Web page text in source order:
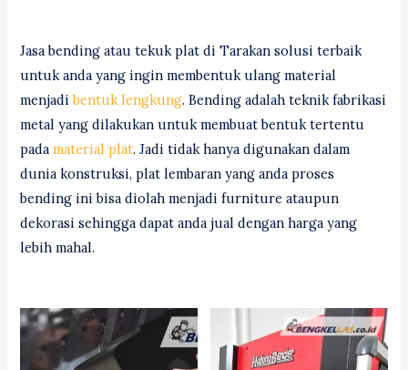
Jasa bending atau tekuk plat di Tarakan solusi terbaik
untuk anda yang ingin membentuk ulang material
menjadibentuk lengkung. Bending adalah teknik fabrikasi
metal yang dilakukan untuk membuat bentuk tertentu
padamaterial plat. Jadi tidak hanya digunakan dalam
dunia konstruksi, plat lembaran yang anda proses
bending ini bisa diolah menjadi furniture ataupun
dekorasi sehingga dapat anda jual dengan harga yang
lebih mahal.